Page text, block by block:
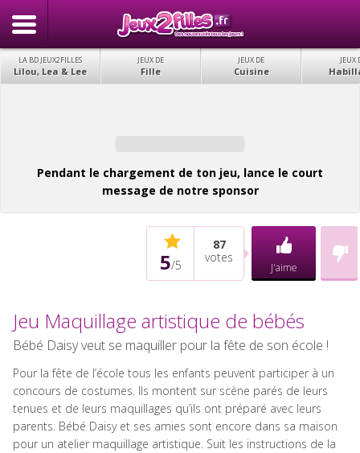
LA BD JEUX2FILLES
Lilou, Lea & Lee
JEUX DE
Fille
JEUX DE
Cuisine
JEUX
Pendant le chargement de ton jeu, lance le court
message de notre sponsor
5/5
87
votes
J'aime
Jeu Maquillage artistique de bébés
Bébé Daisy veut se maquiller pour la fête de son école !
Pour la fête de l’école tous les enfants peuvent participer à un
concours de costumes. Ils montent sur scène parés de leurs
tenues et de leurs maquillages qu’ils ont préparé avec leurs
parents. Bébé Daisy et ses amies sont encore dans sa maison
pour un atelier maquillage artistique. Suit les instructions de la